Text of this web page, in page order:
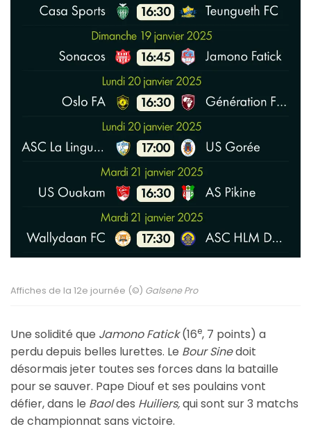
Affiches de la 12e journée (©) Galsene Pro
Une solidité que Jamono Fatick(16e, 7 points) a
perdu depuis belles lurettes. Le Bour Sinedoit
désormais jeter toutes ses forces dans la bataille
pour se sauver. Pape Diouf et ses poulains vont
défier, dans le Baoldes Huiliers,qui sont sur 3 matchs
de championnat sans victoire.